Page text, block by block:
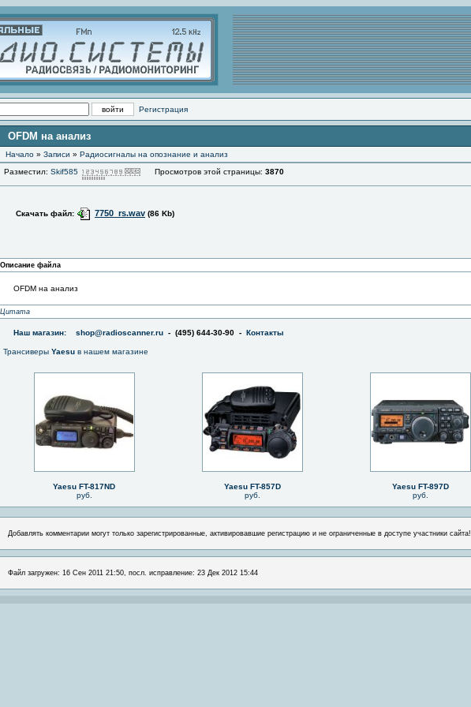
Регистрация
OFDM на анализ
Начало » Записи » Радиоcигналы на опознание и анализ
Разместил: Skif585 Просмотров этой страницы: 3870
Скачать файл: 7750_rs.wav (86 Kb)
Описание файла
OFDM на анализ
Цитата
Наш магазин: shop@radioscanner.ru - (495) 644-30-90 - Контакты
Трансиверы Yaesu в нашем магазине
Yaesu FT-817ND
руб.
Yaesu FT-857D
руб.
Yaesu FT-897D
руб.
Добавлять комментарии могут только зарегистрированные, активировавшие регистрацию и не ограниченные в доступе участники сайта!
Файл загружен: 16 Сен 2011 21:50, посл. исправление: 23 Дек 2012 15:44